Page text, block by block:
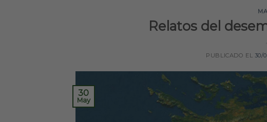
Relatos del
PUBLICADO EL 30/
30
May